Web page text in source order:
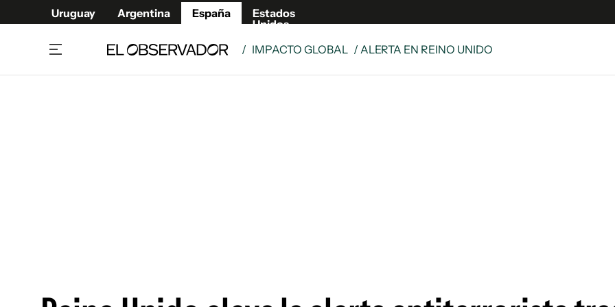
Uruguay Argentina España
Estados
Unidos
/ IMPACTO GLOBAL / ALERTA EN REINO UNIDO